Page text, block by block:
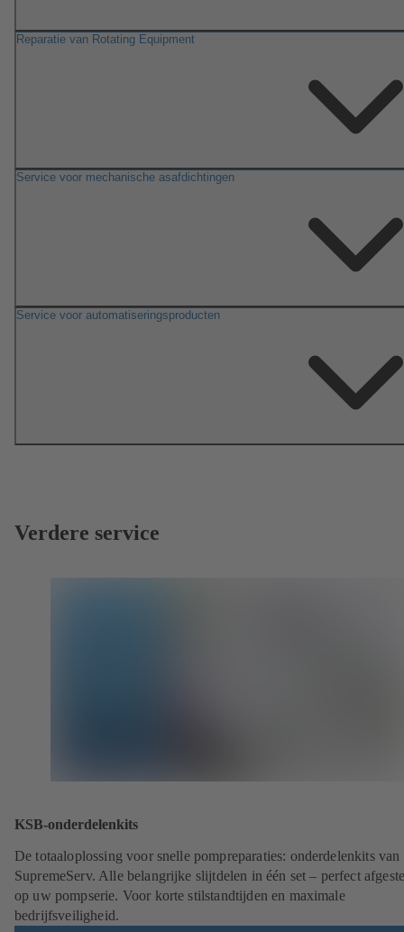
Reparatie van Rotating Equipment
Service voor mechanische asafdichtingen
Service voor automatiseringsproducten
Verdere service
KSB-onderdelenkits
De totaaloplossing voor snelle pompreparaties: onderdelenkits
SupremeServ. Alle belangrijke slijtdelen in één set – perfect
op uw pompserie. Voor korte stilstandtijden en maximale
bedrijfsveiligheid.